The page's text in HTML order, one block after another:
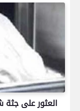
العثور على